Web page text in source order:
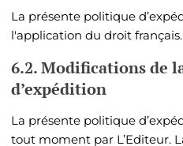
La présente politique
l'application du droit français.
6.2. Modifications de
d’expédition
La présente politique
tout moment par L’Editeur.